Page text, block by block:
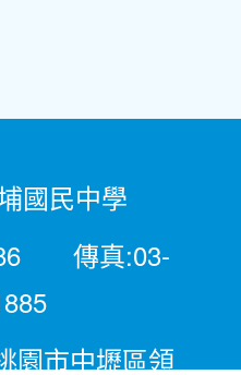
國民中學
傳真:03-
園市中壢區領